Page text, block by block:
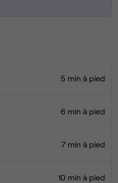
5 min à pied
6 min à pied
7 min à pied
10 min à pied